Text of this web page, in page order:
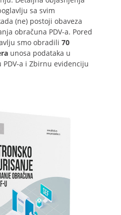
sa svim
(ne) postoji obaveza
obračuna PDV-a. Pored
smo obradili 70
unosa podataka u
a i Zbirnu evidenciju